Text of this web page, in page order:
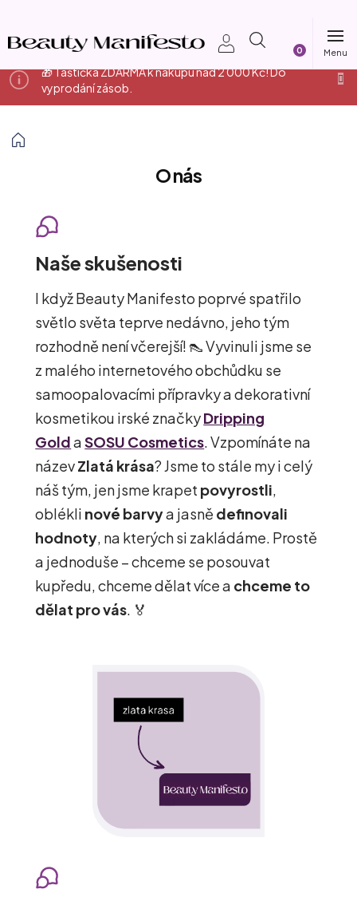
obsah
🎁 Taštička ZDARMA k nákupu nad 2 000 Kč! Do
vyprodání zásob.
Nákupní
O nás
Naše skušenosti
I když Beauty Manifesto poprvé spatřilo
světlo světa teprve nedávno, jeho tým
rozhodně není včerejší! 👠 Vyvinuli jsme se
z malého internetového obchůdku se
samoopalovacími přípravky a dekorativní
kosmetikou irské značkyDripping
GoldaSOSU Cosmetics. Vzpomínáte na
názevZlatá krása? Jsme to stále my i celý
náš tým, jen jsme krapet povyrostli,
oblékli nové barvya jasně definovali
hodnoty, na kterých si zakládáme. Prostě
a jednoduše – chceme se posouvat
kupředu, chceme dělat více a chceme to
dělat pro vás. 🏅